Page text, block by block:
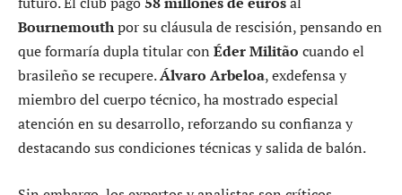
Bournemouthpor su cláusula de rescisión, pensando en
que formaría dupla titular con Éder Militão cuando el
brasileño se recupere.Álvaro Arbeloa, exdefensa y
miembro del cuerpo técnico, ha mostrado especial
atención en su desarrollo, reforzando su confianza y
destacando sus condiciones técnicas y salida de balón.